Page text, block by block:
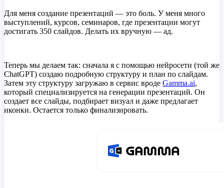
Для меня создание презентаций — это боль. У меня много
выступлений, курсов, семинаров, где презентации могут
достигать 350 слайдов. Делать их вручную — ад.
Теперь мы делаем так: сначала я с помощью нейросети (той же
ChatGPT) создаю подробную структуру и план по слайдам.
Затем эту структуру загружаю в сервис вроде Gamma.ai,
который специализируется на генерации презентаций. Он
создает все слайды, подбирает визуал и даже предлагает
иконки. Остается только финализировать.